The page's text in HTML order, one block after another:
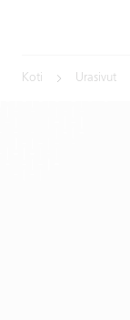
Koti Urasivut